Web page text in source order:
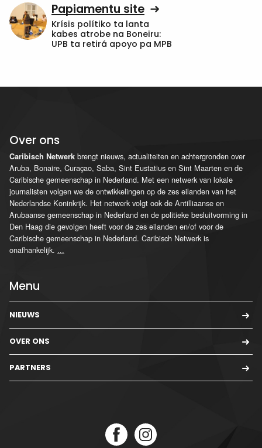
Papiamentu site
Krísis polítiko ta lanta
kabes atrobe na Boneiru:
UPB ta retirá apoyo pa MPB
Over ons
Caribisch Netwerk brengt nieuws, actualiteiten en achtergronden over
Aruba, Bonaire, Curaçao, Saba, Sint Eustatius en Sint Maarten en de
Caribische gemeenschap in Nederland. Met een netwerk van lokale
journalisten volgen we de ontwikkelingen op de zes eilanden van het
Nederlandse Koninkrijk. Het netwerk volgt ook de Antilliaanse en
Arubaanse gemeenschap in Nederland en de politieke besluitvorming in
Den Haag die gevolgen heeft voor de zes eilanden en/of voor de
Caribische gemeenschap in Nederland. Caribisch Netwerk is
onafhankelijk. ...
Menu
NIEUWS
OVER ONS
PARTNERS